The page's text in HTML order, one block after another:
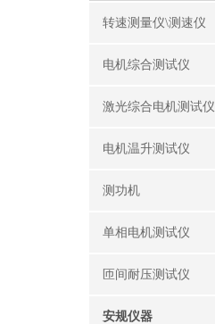
转速测量仪\测速仪
电机综合测试仪
激光综合电机测试仪
电机温升测试仪
测功机
单相电机测试仪
匝间耐压测试仪
安规仪器